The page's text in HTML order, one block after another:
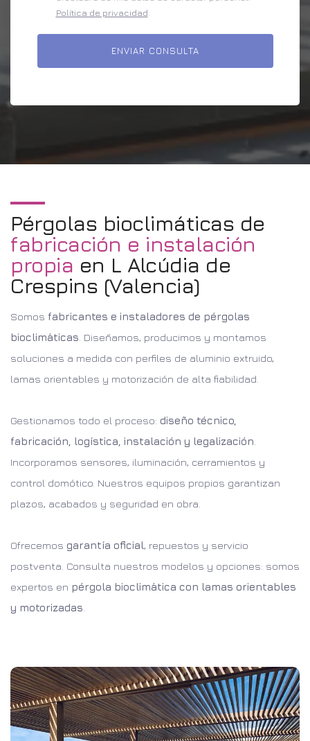
Política de privacidad.
Pérgolas bioclimáticas de
fabricación e instalación
propia en L Alcúdia de
Crespins (Valencia)
Somos fabricantes e instaladores de pérgolas
bioclimáticas . Diseñamos, producimos y montamos
soluciones a medida con perfiles de aluminio extruido,
lamas orientables y motorización de alta fiabilidad.
Gestionamos todo el proceso: diseño técnico,
fabricación, logística, instalación y legalización
Incorporamos sensores, iluminación, cerramientos y
control domótico. Nuestros equipos propios garantizan
plazos, acabados y seguridad en obra.
Ofrecemos garantía oficial, repuestos y servicio
postventa. Consulta nuestros modelos y opciones: somos
expertos en pérgola bioclimática con lamas orientables
y motorizadas